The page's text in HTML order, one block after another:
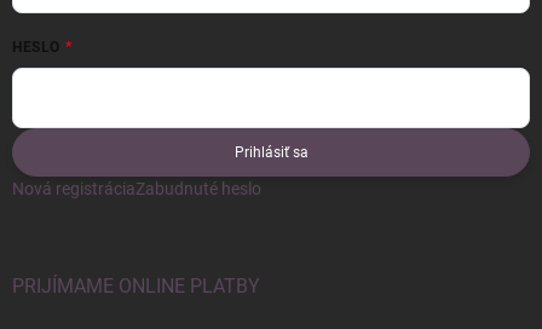
HESLO
Prihlásiť sa
Nová registráciaZabudnuté heslo
PRIJÍMAME ONLINE PLATBY